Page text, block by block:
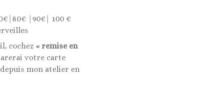
|90€| 100 €
cochez « remise en
votre carte
mon atelier en